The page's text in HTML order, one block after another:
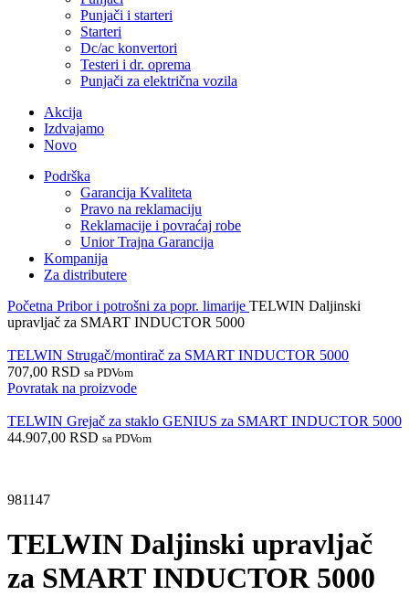
Punjači i starteri
Starteri
Dc/ac konvertori
Testeri i dr. oprema
Punjači za električna vozila
Akcija
Izdvajamo
Novo
Podrška
Garancija Kvaliteta
Pravo na reklamaciju
Reklamacije i povraćaj robe
Unior Trajna Garancija
Kompanija
Za distributere
Početna Pribor i potrošni za popr. limarije TELWIN Daljinski
upravljač za SMART INDUCTOR 5000
TELWIN Strugač/montirač za SMART INDUCTOR 5000
707,00 RSD sa PDVom
Povratak na proizvode
TELWIN Grejač za staklo GENIUS za SMART INDUCTOR 5000
44.907,00 RSD sa PDVom
981147
TELWIN Daljinski upravljač
za SMART INDUCTOR 5000